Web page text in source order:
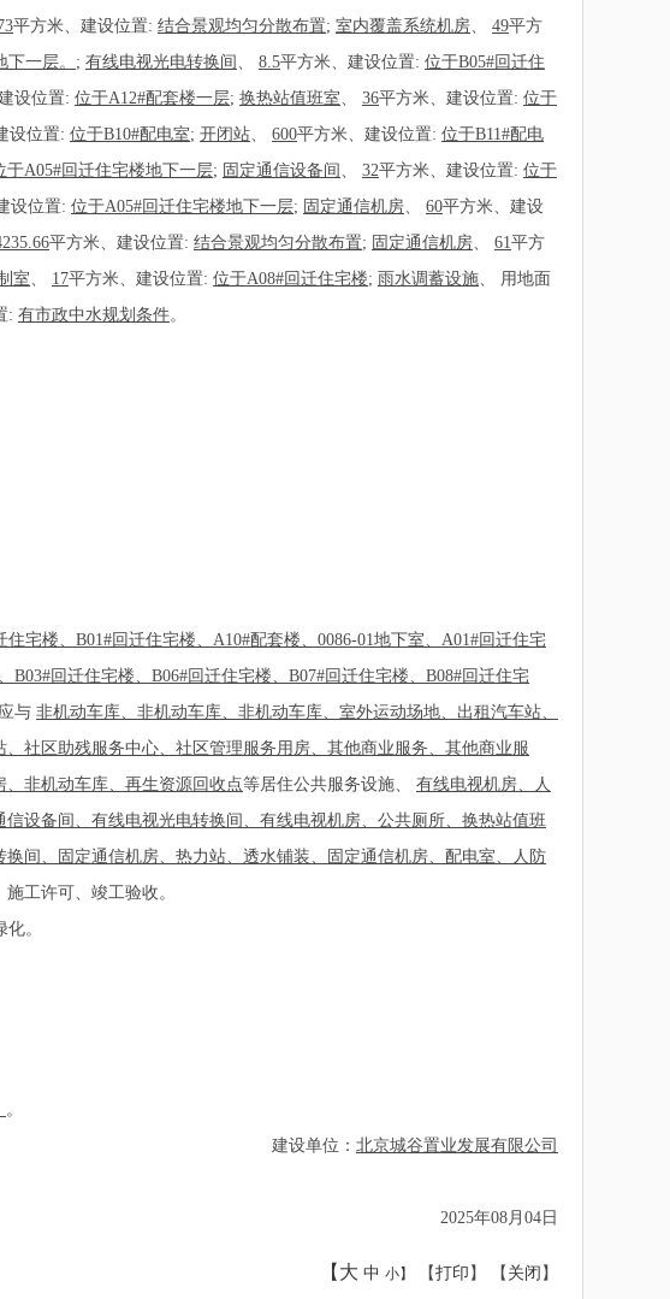
平方米、建设位置: 结合景观均匀分散布置; 室内覆盖系统机房、 49平方
一层。 ; 有线电视光电转换间 、 8.5平方米、建设位置: 位于B05#回迁住
设位置: 位于A12#配套楼一层; 换热站值班室、 36平方米、建设位置: 位于
设位置: 位于B10#配电室; 开闭站、 600平方米、建设位置: 位于B11#配电
于A05#回迁住宅楼地下一层; 固定通信设备间 、 32平方米、建设位置: 位于
设位置: 位于A05#回迁住宅楼地下一层; 固定通信机房、 60平方米、建设
平方米、建设位置: 结合景观均匀分散布置; 固定通信机房、 61平方
室、 17平方米、建设位置: 位于A08#回迁住宅楼; 雨水调蓄设施、 用地面
: 有市政中水规划条件。
宅楼、B01#回迁住宅楼、A10#配套楼、0086-01地下室、A01#回迁住宅
回迁住宅楼、B06#回迁住宅楼、B07#回迁住宅楼、B08#回迁住宅
应与 非机动车库、非机动车库、非机动车库、室外运动场地、出租汽车站、
社区助残服务中心、社区管理服务用房、其他商业服务、其他商业服
非机动车库、再生资源回收点等居住公共服务设施、 有线电视机房、人
设备间、有线电视光电转换间、有线电视机房、公共厕所、换热站值班
间、固定通信机房、热力站、透水铺装、固定通信机房、配电室、人防
工许可、竣工验收。
。
。
建设单位： 北京城谷置业发展有限公司
2025年08月04日
【大 中 小】 【打印 】 【 关闭 】